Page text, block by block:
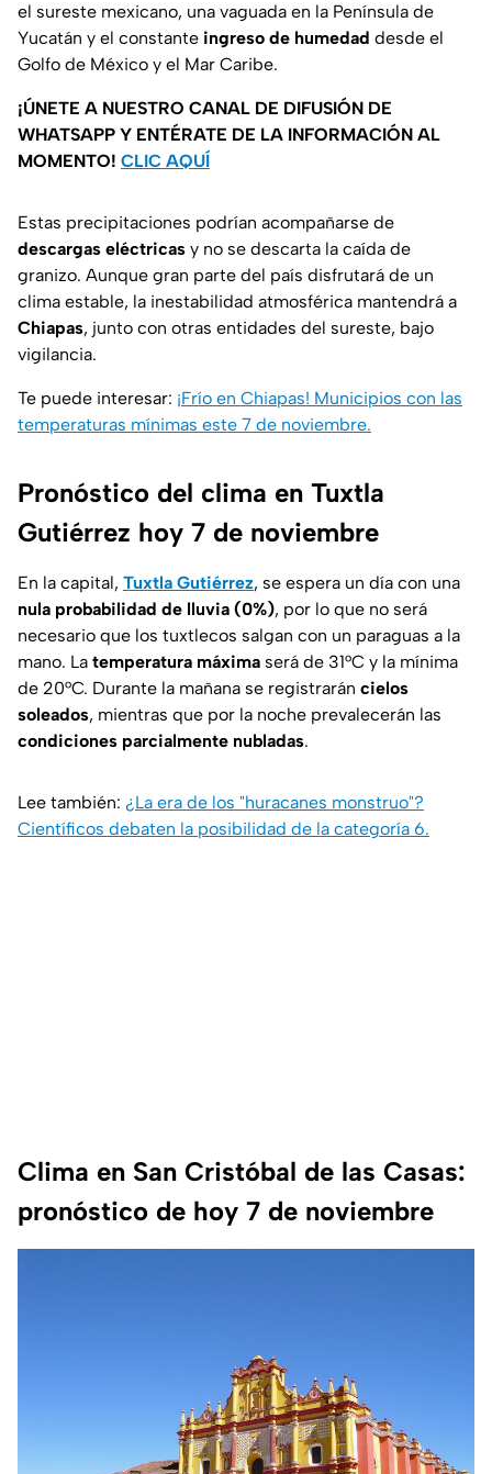
el sureste mexicano, una vaguada en la Península de
Yucatán y el constante ingreso de humedad desde el
Golfo de México y el Mar Caribe.
¡ÚNETE A NUESTRO CANAL DE DIFUSIÓN DE
WHATSAPP Y ENTÉRATE DE LA INFORMACIÓN AL
MOMENTO! CLIC AQUÍ
Estas precipitaciones podrían acompañarse de
descargas eléctricas y no se descarta la caída de
granizo. Aunque gran parte del país disfrutará de un
clima estable, la inestabilidad atmosférica mantendrá a
Chiapas, junto con otras entidades del sureste, bajo
vigilancia.
Te puede interesar: ¡Frío en Chiapas! Municipios con las
temperaturas mínimas este 7 de noviembre.
Pronóstico del clima en Tuxtla
Gutiérrez hoy 7 de noviembre
En la capital, Tuxtla Gutiérrez, se espera un día con una
nula probabilidad de lluvia (0%), por lo que no será
necesario que los tuxtlecos salgan con un paraguas a la
mano. La temperatura máxima será de 31°C y la mínima
de 20°C. Durante la mañana se registrarán cielos
soleados, mientras que por la noche prevalecerán las
condiciones parcialmente nubladas.
Lee también: ¿La era de los "huracanes monstruo"?
Científicos debaten la posibilidad de la categoría 6.
Clima en San Cristóbal de las Casas:
pronóstico de hoy 7 de noviembre